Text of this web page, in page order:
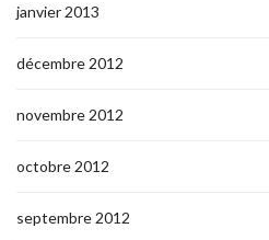
janvier 2013
décembre 2012
novembre 2012
octobre 2012
septembre 2012